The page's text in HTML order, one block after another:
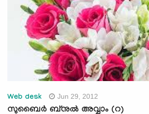
Web desk Jun 29, 2012
സുബൈര്‍ ബ്‌നുല്‍ അവ്വാം (റ)